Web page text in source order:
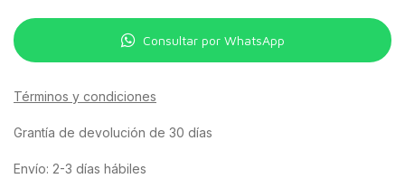
Consultar por WhatsApp
Términos y condiciones
Grantía de devolución de 30 días
Envío: 2-3 días hábiles